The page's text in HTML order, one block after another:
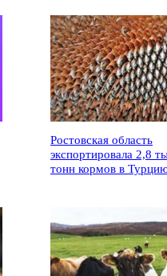
Ростовская область
экспортировала 2,8
тонн кормов в